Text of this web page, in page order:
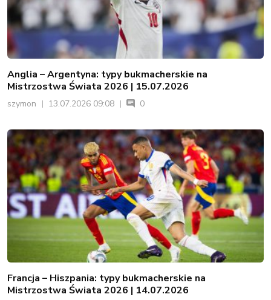
Anglia – Argentyna: typy bukmacherskie na
Mistrzostwa Świata 2026 | 15.07.2026
szymon 13.07.2026 09:08 0
Francja – Hiszpania: typy bukmacherskie na
Mistrzostwa Świata 2026 | 14.07.2026